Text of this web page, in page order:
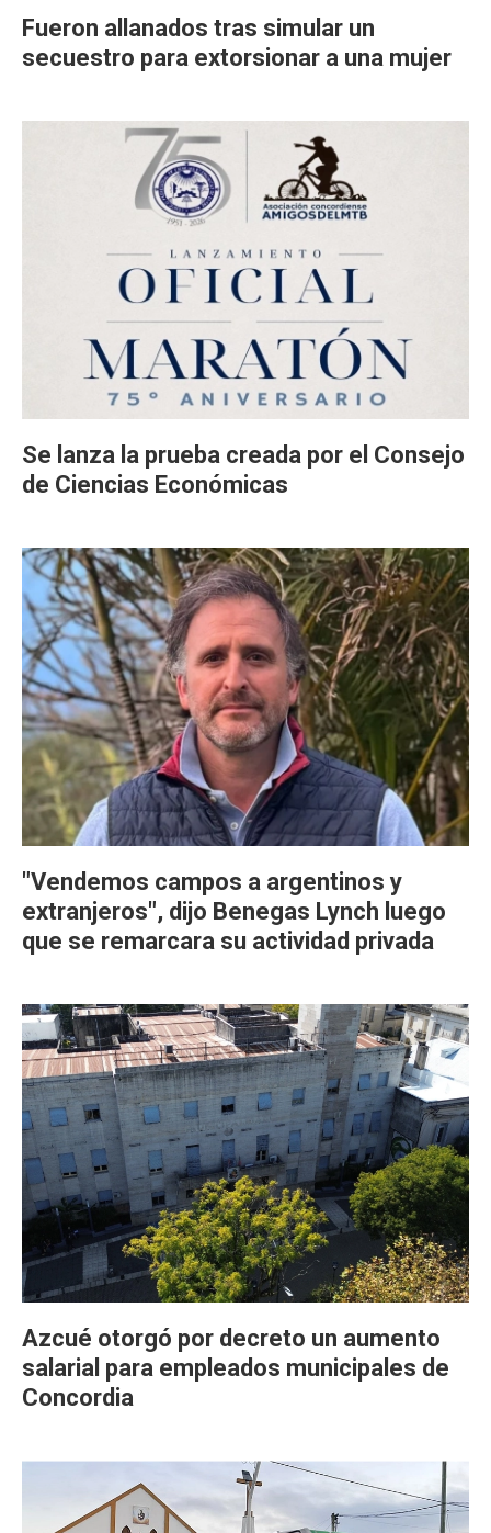
Fueron allanados tras simular un
secuestro para extorsionar a una mujer
Se lanza la prueba creada por el Consejo
de Ciencias Económicas
"Vendemos campos a argentinos y
extranjeros", dijo Benegas Lynch luego
que se remarcara su actividad privada
Azcué otorgó por decreto un aumento
salarial para empleados municipales de
Concordia